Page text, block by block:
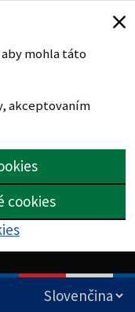
mohla táto
akceptovaním
cookies